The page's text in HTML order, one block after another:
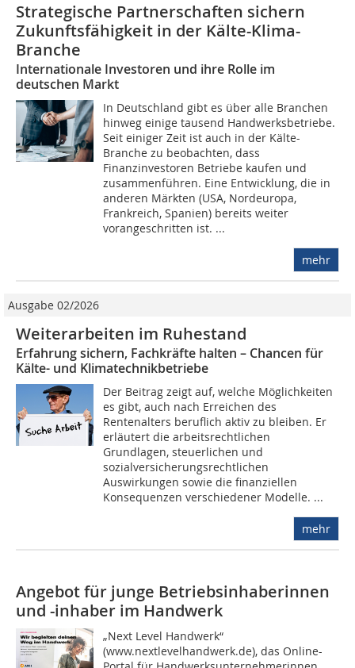
Strategische Partnerschaften sichern
Zukunftsfähigkeit in der Kälte-Klima-
Branche
Internationale Investoren und ihre Rolle im
deutschen Markt
In Deutschland gibt es über alle Branchen
hinweg einige tausend Handwerksbetriebe.
Seit einiger Zeit ist auch in der Kälte-
Branche zu beobachten, dass
Finanzinvestoren Betriebe kaufen und
zusammenführen. Eine Entwicklung, die in
anderen Märkten (USA, Nordeuropa,
Frankreich, Spanien) bereits weiter
vorangeschritten ist. ...
mehr
Ausgabe 02/2026
Weiterarbeiten im Ruhestand
Erfahrung sichern, Fachkräfte halten – Chancen für
Kälte- und Klimatechnikbetriebe
Der Beitrag zeigt auf, welche Möglichkeiten
es gibt, auch nach Erreichen des
Rentenalters beruflich aktiv zu bleiben. Er
erläutert die arbeitsrechtlichen
Grundlagen, steuerlichen und
sozialversicherungsrechtlichen
Auswirkungen sowie die finanziellen
Konsequenzen verschiedener Modelle. ...
mehr
Angebot für junge Betriebsinhaberinnen
und -inhaber im Handwerk
„Next Level Handwerk“
(www.nextlevelhandwerk.de), das Online-